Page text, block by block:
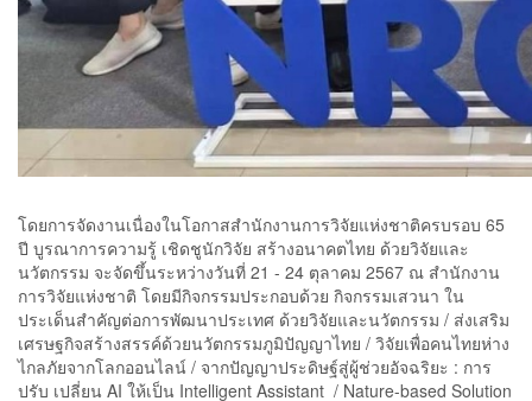
โดยการจัดงานเนื่องในโอกาสสำนักงานการวิจัยแห่งชาติครบรอบ 65
ปี บูรณาการความรู้ เชิดชูนักวิจัย สร้างอนาคตไทย ด้วยวิจัยและ
นวัตกรรม จะจัดขึ้นระหว่างวันที่ 21 - 24 ตุลาคม 2567 ณ สำนักงาน
การวิจัยแห่งชาติ โดยมีกิจกรรมประกอบด้วย กิจกรรมเสวนา ใน
ประเด็นสำคัญต่อการพัฒนาประเทศ ด้วยวิจัยและนวัตกรรม / ส่งเสริม
เศรษฐกิจสร้างสรรค์ด้วยนวัตกรรมภูมิปัญญาไทย / วิจัยเพื่อคนไทยห่าง
ไกลภัยจากโลกออนไลน์ / จากปัญญาประดิษฐ์สู่ผู้ช่วยอัจฉริยะ : การ
ปรับ เปลี่ยน AI ให้เป็น Intelligent Assistant / Nature-based Solution